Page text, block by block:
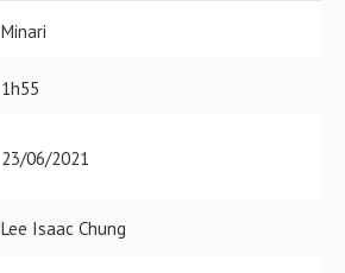
Minari
1h55
23/06/2021
Lee Isaac Chung